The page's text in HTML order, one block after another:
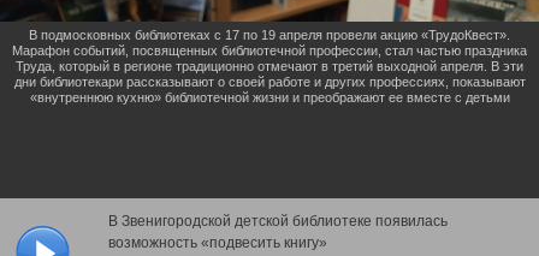
В Звенигородской детской библиотеке появилась
возможность «подвесить книгу»
В подмосковных библиотеках с 17 по 19 апреля провели акцию «ТрудоКвест».
Марафон событий, посвященных библиотечной профессии, стал частью праздника
Труда, который в регионе традиционно отмечают в третий выходной апреля. В эти
дни библиотекари рассказывают о своей работе и других профессиях, показывают
«внутреннюю кухню» библиотечной жизни и преображают ее вместе с детьми